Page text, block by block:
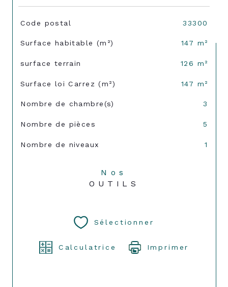
TRAD_SIROCCO_Caracteristique
Code postal 33300
Surface habitable (m²) 147 m²
surface terrain 126 m²
Surface loi Carrez (m²) 147 m²
Nombre de chambre(s) 3
Nombre de pièces 5
Nombre de niveaux 1
Nos
OUTILS
Sélectionner
Calculatrice Imprimer